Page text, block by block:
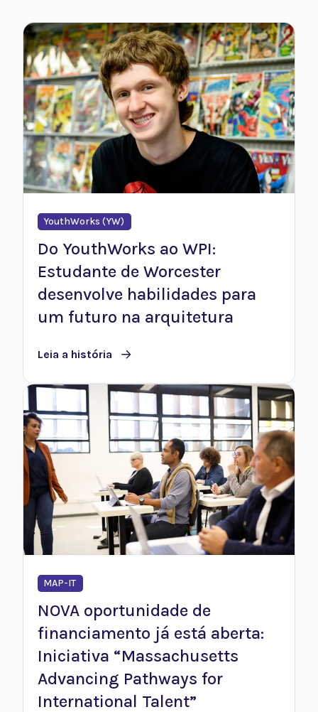
YouthWorks (YW)
Do YouthWorks ao WPI:
Estudante de Worcester
desenvolve habilidades para
um futuro na arquitetura
Leia a história
MAP-IT
NOVA oportunidade de
financiamento já está aberta:
Iniciativa “Massachusetts
Advancing Pathways for
International Talent”